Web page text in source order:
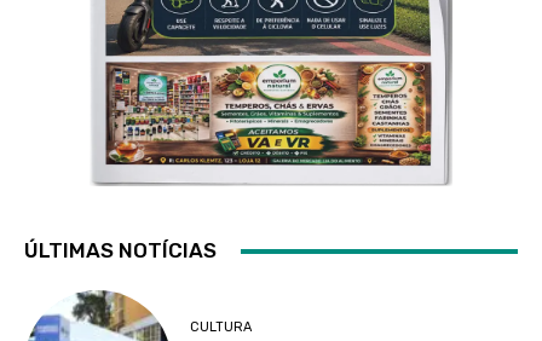
ÚLTIMAS NOTÍCIAS
CULTURA